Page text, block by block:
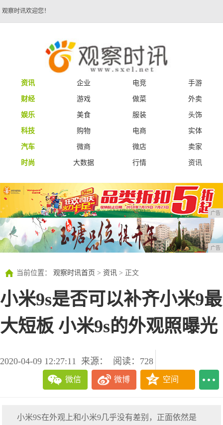
观察时讯欢迎您！
资讯 企业 电竞
手游
财经
游戏 做菜
外卖
娱乐
美食 服装
头饰
科技
购物 电商
实体
汽车
微商 微店
卖家
时尚
大数据 行情 资讯
广告
广告
当前位置： 观察时讯首页 > 资讯 > 正文
小米9s是否可以补齐小米9最
大短板 小米9s的外观照曝光
2020-04-09 12:27:11 来源： 阅读：728
微信 微博 空间
小米9S在外观上和小米9几乎没有差别，正面依然是